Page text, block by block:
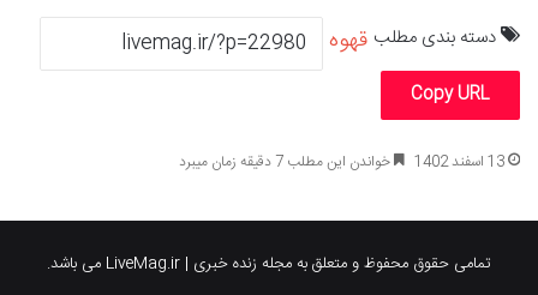
دسته بندی مطلب قهوه
Copy URL
13 اسفند 1402 خواندن این مطلب 7 دقیقه زمان میبرد
تمامی حقوق محفوظ و متعلق به مجله زنده خبری | LiveMag.ir می باشد.